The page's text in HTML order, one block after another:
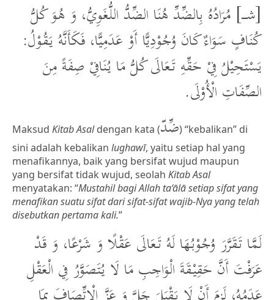
[شــــ] مُرَادُهُ بِالضِّدِّ هُنَا الضِّدُّ اللُّغَوِيُّ، وَ هُوَ كُلُّ
كُنَافٍ سَوَاءٌ كَانَ وُجُوْدِيًّا أَوْ عَدَمِيًّا، فَكَأَنَّهُ يَقُوْلُ:
يَسْتَحِيْلُ فِيْ حَقِّهِ تَعَالَى كُلُّ مَا يُنَافِيْ صِفَةً مِنَ
الصِّفَاتِ الْأُوْلَى.
Maksud Kitab Asaldengan kata (ضِّدّ) “kebalikan” di
sini adalah kebalikan lughawī, yaitu setiap hal yang
menafikannya, baik yang bersifat wujud maupun
yang bersifat tidak wujud, seolah Kitab Asal
menyatakan: “Mustahil bagi Allah ta‘ālā setiap sifat yang
menafikan suatu sifat dari sifat-sifat wajib-Nya yang telah
disebutkan pertama kali.”
لَمَّا تَقَرَّرَ وُجُوْبُهَا لَهُ تَعَالَى عَقْلًا وَ شَرْعًا، وَ قَدْ
عَرَفْتَ أَنَّ حَقِيْقَةَ الْوَاجِبِ مَا لَا يُتَصَوَّرُ فِي الْعَقْلِ